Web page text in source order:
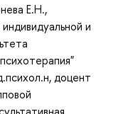
Е.Н.,
и
доцент